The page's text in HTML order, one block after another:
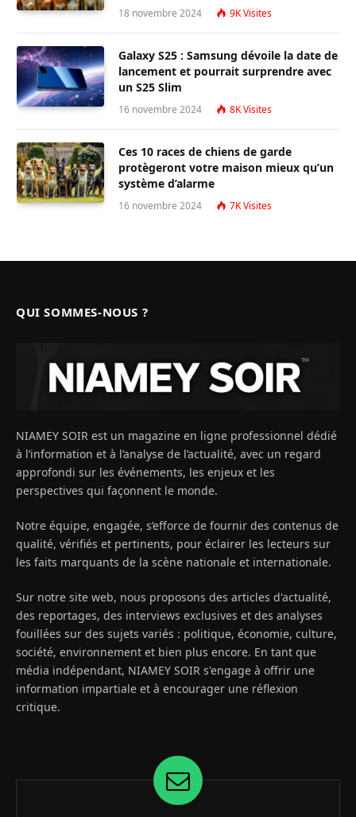
18 novembre 2024 9KVisites
Galaxy S25 : Samsung dévoile la date de
lancement et pourrait surprendre avec
un S25 Slim
16 novembre 2024 8KVisites
Ces 10 races de chiens de garde
protègeront votre maison mieux qu’un
système d’alarme
16 novembre 2024 7KVisites
QUI SOMMES-NOUS ?
NIAMEY SOIR est un magazine en ligne professionnel dédié
à l’information et à l’analyse de l’actualité, avec un regard
approfondi sur les événements, les enjeux et les
perspectives qui façonnent le monde.
Notre équipe, engagée, s’efforce de fournir des contenus de
qualité, vérifiés et pertinents, pour éclairer les lecteurs sur
les faits marquants de la scène nationale et internationale.
Sur notre site web, nous proposons des articles d'actualité,
des reportages, des interviews exclusives et des analyses
fouillées sur des sujets variés : politique, économie, culture,
société, environnement et bien plus encore. En tant que
média indépendant, NIAMEY SOIR s'engage à offrir une
information impartiale et à encourager une réflexion
critique.